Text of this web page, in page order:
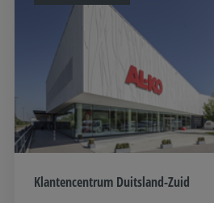
Klantencentrum Duitsland-Zuid